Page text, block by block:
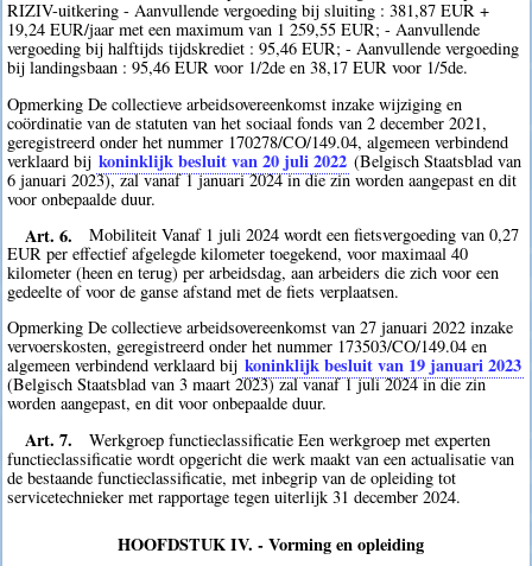
RIZIV-uitkering - Aanvullende vergoeding bij sluiting : 381,87 EUR +
19,24 EUR/jaar met een maximum van 1 259,55 EUR; - Aanvullende
vergoeding bij halftijds tijdskrediet : 95,46 EUR; - Aanvullende vergoeding
bij landingsbaan : 95,46 EUR voor 1/2de en 38,17 EUR voor 1/5de.
Opmerking De collectieve arbeidsovereenkomst inzake wijziging en
coördinatie van de statuten van het sociaal fonds van 2 december 2021,
geregistreerd onder het nummer 170278/CO/149.04, algemeen verbindend
verklaard bij koninklijk besluit van 20 juli 2022 (Belgisch Staatsblad van
6 januari 2023), zal vanaf 1 januari 2024 in die zin worden aangepast en dit
voor onbepaalde duur.
Art. 6.
Mobiliteit Vanaf 1 juli 2024 wordt een fietsvergoeding van 0,27
EUR per effectief afgelegde kilometer toegekend, voor maximaal 40
kilometer (heen en terug) per arbeidsdag, aan arbeiders die zich voor een
gedeelte of voor de ganse afstand met de fiets verplaatsen.
Opmerking De collectieve arbeidsovereenkomst van 27 januari 2022 inzake
vervoerskosten, geregistreerd onder het nummer 173503/CO/149.04 en
algemeen verbindend verklaard bij koninklijk besluit van 19 januari 2023
(Belgisch Staatsblad van 3 maart 2023) zal vanaf 1 juli 2024 in die zin
worden aangepast, en dit voor onbepaalde duur.
Art. 7.
Werkgroep functieclassificatie Een werkgroep met experten
functieclassificatie wordt opgericht die werk maakt van een actualisatie van
de bestaande functieclassificatie, met inbegrip van de opleiding tot
servicetechnieker met rapportage tegen uiterlijk 31 december 2024.
HOOFDSTUK IV. - Vorming en opleiding